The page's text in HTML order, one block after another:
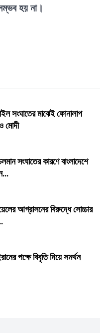
হয় না।
সংঘাতের মাঝেই ফোনালাপ
মোদী
সংঘাতের কারণে বাংলাদেশে
আগ্রাসনের বিরুদ্ধে সোচ্চার
পক্ষে বিবৃতি দিয়ে সমর্থন